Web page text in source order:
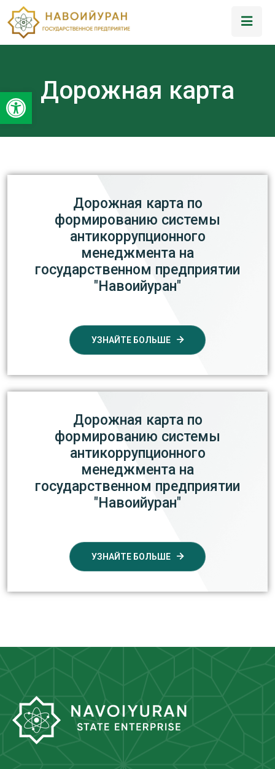
Открыть панель инструментов Дорожная карта
Дорожная карта по
формированию системы
антикоррупционного
менеджмента на
государственном предприятии
"Навоийуран"
УЗНАЙТЕ БОЛЬШЕ
Дорожная карта по
формированию системы
антикоррупционного
менеджмента на
государственном предприятии
"Навоийуран"
УЗНАЙТЕ БОЛЬШЕ